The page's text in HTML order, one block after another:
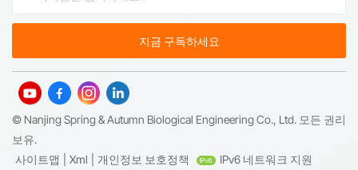
© Nanjing Spring & Autumn Biological Engineering Co., Ltd. 모든 권리
보유.
사이트맵
Xml 개인정보 보호정책 IPv6 네트워크 지원